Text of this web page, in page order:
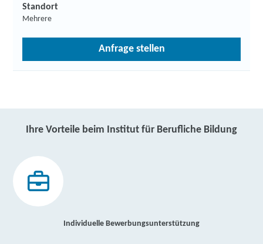
Standort
Mehrere
Anfrage stellen
Ihre Vorteile beim Institut für Berufliche Bildung
Individuelle Bewerbungsunterstützung